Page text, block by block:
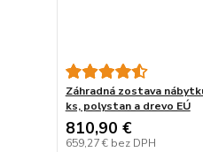
Záhradná zostava
ks, polystan a drevo EÚ
810,90 €
659,27 € bez DPH